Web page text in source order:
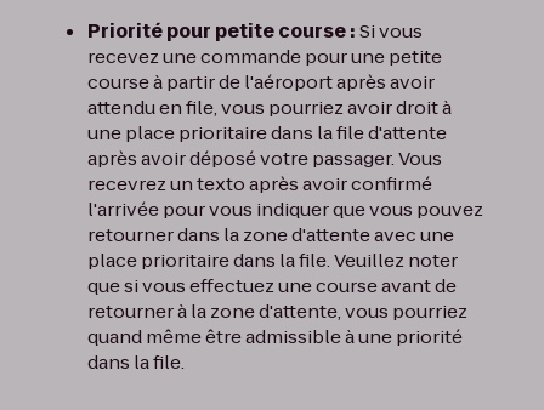
Priorité pour petite course :Si vous
recevez une commande pour une petite
course à partir de l'aéroport après avoir
attendu en file, vous pourriez avoir droit à
une place prioritaire dans la file d'attente
après avoir déposé votre passager. Vous
recevrez un texto après avoir confirmé
l'arrivée pour vous indiquer que vous pouvez
retourner dans la zone d'attente avec une
place prioritaire dans la file. Veuillez noter
que si vous effectuez une course avant de
retourner à la zone d'attente, vous pourriez
quand même être admissible à une priorité
dans la file.